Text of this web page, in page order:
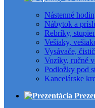
Nástenné
Nábytok a
Rebríky,
Vešiaky,
Vysávače,
Vozíky, ručné
Podložky pod
Kancelárske